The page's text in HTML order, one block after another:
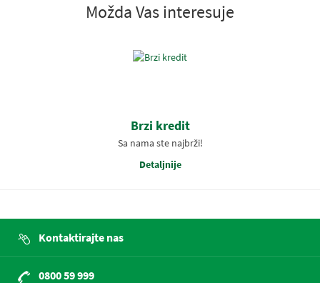
Možda Vas interesuje
Brzi kredit
Sa nama ste najbrži!
Detaljnije
Kontaktirajte nas
0800 59 999